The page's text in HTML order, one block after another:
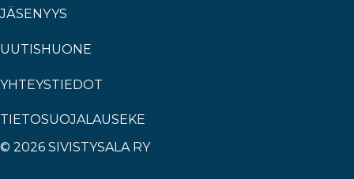
JÄSENYYS
UUTISHUONE
YHTEYSTIEDOT
TIETOSUOJALAUSEKE
© 2026 SIVISTYSALA RY